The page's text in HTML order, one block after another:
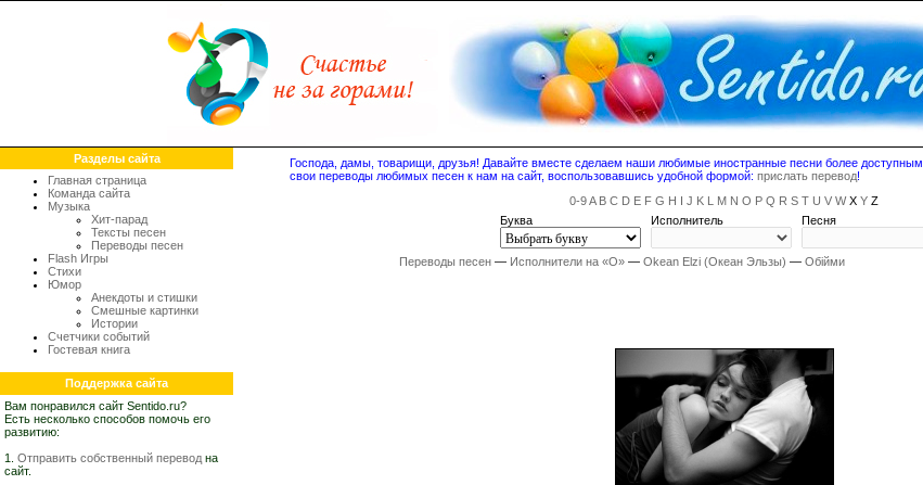
Разделы сайта
Главная страница
Команда сайта
Музыка
Хит-парад
Тексты песен
Переводы песен
Flash Игры
Стихи
Юмор
Анекдоты и стишки
Смешные картинки
Истории
Счетчики событий
Гостевая книга
Поддержка сайта
Вам понравился сайт Sentido.ru?
Есть несколько способов помочь его
развитию:
1. Отправить собственный перевод на
сайт.
Господа, дамы, товарищи, друзья! Давайте вместе сделаем наши любимые иностранные песни более
свои переводы любимых песен к нам на сайт, воспользовавшись удобной формой: прислать перевод!
0-9A B C D E F G H I J K L M N O P Q R S T U V WX Y Z
Буква
Исполнитель Песня
Переводы песен— Исполнители на «O»— Okean Elzi (Океан Эльзы) — Обійми